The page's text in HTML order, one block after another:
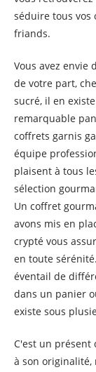
séduire tous vos
friands.
Vous avez envie
de votre part,
sucré, il en
remarquable
coffrets garnis
équipe
plaisent à tous
sélection
Un coffret
avons mis en
crypté vous
en toute
éventail de
dans un panier
existe sous
C'est un présent
à son originalité,